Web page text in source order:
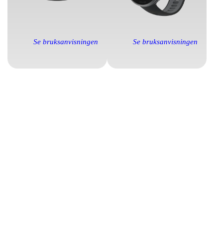
Se bruksanvisningen Se bruksanvisningen